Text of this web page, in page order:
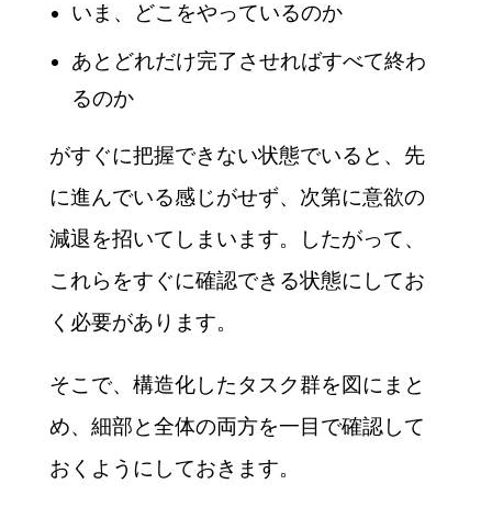
いま、どこをやっているのか
あとどれだけ完了させればすべて終わ
るのか
がすぐに把握できない状態でいると、先
に進んでいる感じがせず、次第に意欲の
減退を招いてしまいます。したがって、
これらをすぐに確認できる状態にしてお
く必要があります。
そこで、構造化したタスク群を図にまと
め、細部と全体の両方を一目で確認して
おくようにしておきます。